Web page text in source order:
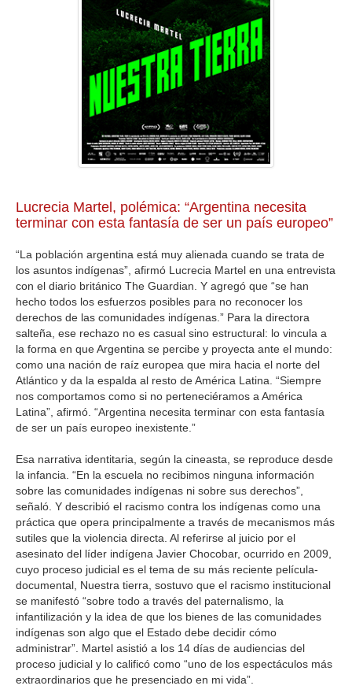
GALERIA
Lucrecia Martel, polémica: “Argentina necesita
terminar con esta fantasía de ser un país europeo”
“La población argentina está muy alienada cuando se trata de
los asuntos indígenas”, afirmó Lucrecia Martel en una entrevista
con el diario británico The Guardian. Y agregó que “se han
hecho todos los esfuerzos posibles para no reconocer los
derechos de las comunidades indígenas.” Para la directora
salteña, ese rechazo no es casual sino estructural: lo vincula a
la forma en que Argentina se percibe y proyecta ante el mundo:
como una nación de raíz europea que mira hacia el norte del
Atlántico y da la espalda al resto de América Latina. “Siempre
nos comportamos como si no perteneciéramos a América
Latina”, afirmó. “Argentina necesita terminar con esta fantasía
de ser un país europeo inexistente.”
Esa narrativa identitaria, según la cineasta, se reproduce desde
la infancia. “En la escuela no recibimos ninguna información
sobre las comunidades indígenas ni sobre sus derechos”,
señaló. Y describió el racismo contra los indígenas como una
práctica que opera principalmente a través de mecanismos más
sutiles que la violencia directa. Al referirse al juicio por el
asesinato del líder indígena Javier Chocobar, ocurrido en 2009,
cuyo proceso judicial es el tema de su más reciente película-
documental, Nuestra tierra, sostuvo que el racismo institucional
se manifestó “sobre todo a través del paternalismo, la
infantilización y la idea de que los bienes de las comunidades
indígenas son algo que el Estado debe decidir cómo
administrar”. Martel asistió a los 14 días de audiencias del
proceso judicial y lo calificó como “uno de los espectáculos más
extraordinarios que he presenciado en mi vida”.